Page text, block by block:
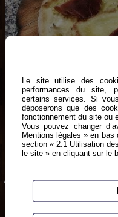
Crème fraîche, poulet,
parme
Le site utilise des
performances du site,
certains services. Si
déposerons que des
fonctionnement du site ou
Vous pouvez changer
Mentions légales » en
section « 2.1 Utilisation
le site » en cliquant sur le